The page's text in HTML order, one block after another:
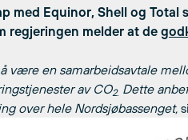
med Equinor, Shell og Total
regjeringen melder at de
være en samarbeidsavtale
av CO2. Dette
over hele Nordsjøbassenget,